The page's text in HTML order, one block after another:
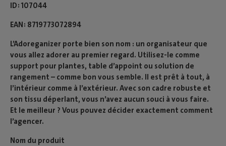
ID 107044
EAN 8719773072894
L’Adoreganizer porte bien son nom : un organisateur que
vous allez adorer au premier regard. Utilisez-le comme
support pour plantes, table d’appoint ou solution de
rangement – comme bon vous semble. Il est prêt à tout, à
l’intérieur comme à l’extérieur. Avec son cadre robuste et
son tissu déperlant, vous n’avez aucun souci à vous faire.
Et le meilleur ? Vous pouvez décider exactement comment
l’agencer.
Nom du produit